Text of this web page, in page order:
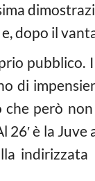
dopo il
di
che però
è la
indirizzata